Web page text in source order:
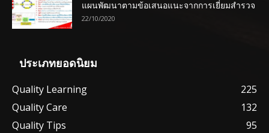
แผนพัฒนาตามข้อเสนอแนะจากการเยี่ยมสำรวจ
22/10/2020
ประเภทยอดนิยม
Quality Learning
225
Quality Care
132
Quality Tips
95